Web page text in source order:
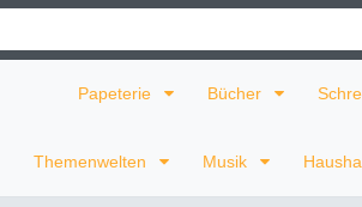
Papeterie Bücher
Themenwelten Musik